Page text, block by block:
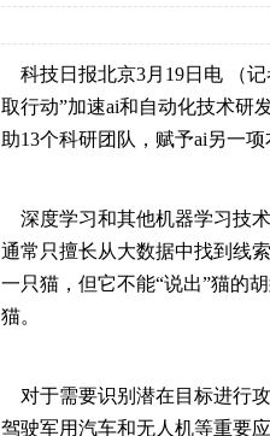
科技日报北京3月19日电 （
取行动”加速ai和自动化技术研
助13个科研团队，赋予ai另一
深度学习和其他机器学习技
通常只擅长从大数据中找到线
一只猫，但它不能“说出”猫的
猫。
对于需要识别潜在目标进行攻
驾驶军用汽车和无人机等重要